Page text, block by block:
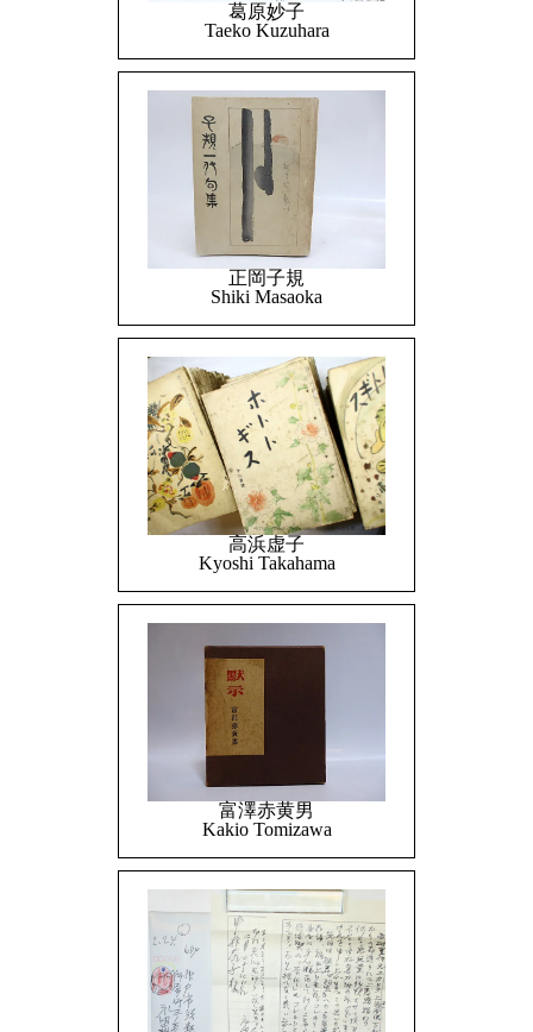
葛原妙子
Taeko Kuzuhara
正岡子規
Shiki Masaoka
高浜虚子
Kyoshi Takahama
富澤赤黄男
Kakio Tomizawa